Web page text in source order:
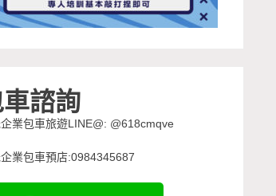
諮詢
業包車旅遊LINE@: @618cmqve
業包車預店:0984345687